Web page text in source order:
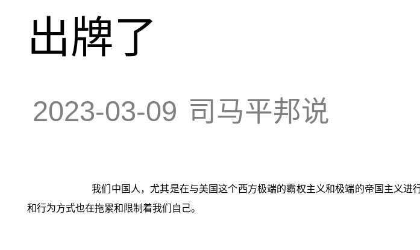
出牌了
2023-03-09 司马平邦说
我们中国人，尤其是在与美国这个西方极端的霸权主义和极端的帝国主义
和行为方式也在拖累和限制着我们自己。